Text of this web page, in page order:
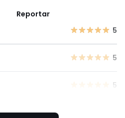
Reportar
5
5
5